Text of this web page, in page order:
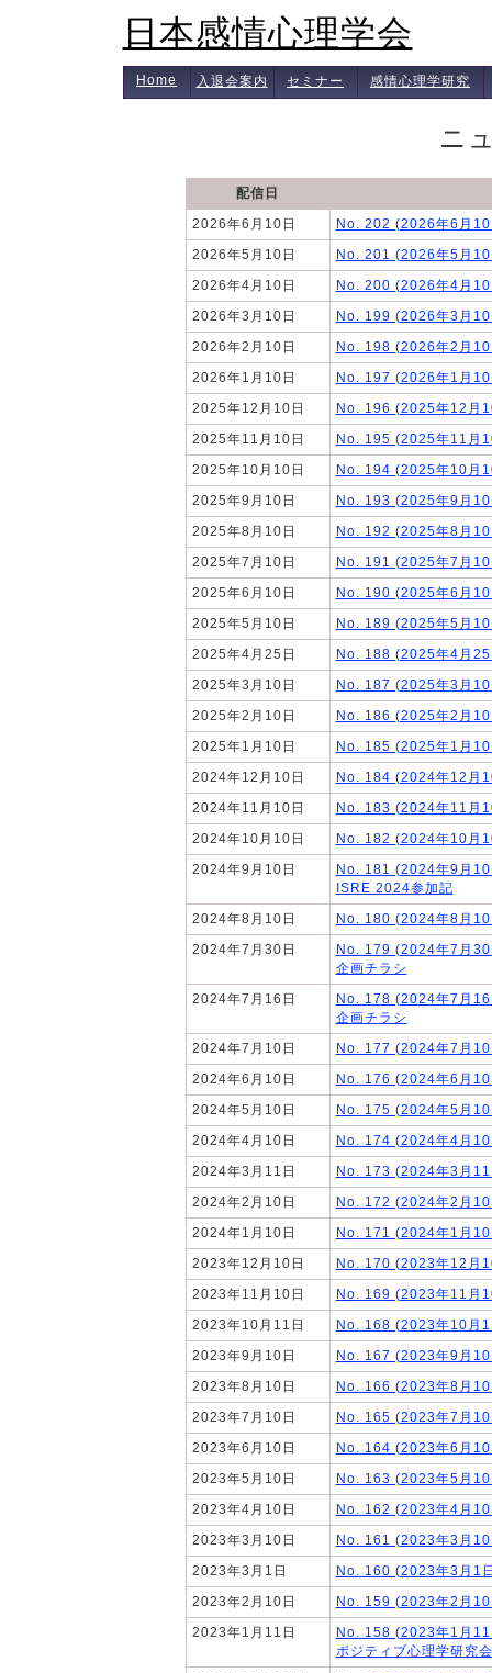
日本感情心理学会
Home 入退会案内 セミナー 感情心理学研究
ニ
配信日
2026年6月10日
No. 202 (2026年6月
2026年5月10日
No. 201 (2026年5月
2026年4月10日
No. 200 (2026年4月
2026年3月10日
No. 199 (2026年3月
2026年2月10日
No. 198 (2026年2月
2026年1月10日
No. 197 (2026年1月
2025年12月10日
No. 196 (2025年12月
2025年11月10日
No. 195 (2025年11月
2025年10月10日
No. 194 (2025年10月
2025年9月10日
No. 193 (2025年9月
2025年8月10日
No. 192 (2025年8月
2025年7月10日
No. 191 (2025年7月
2025年6月10日
No. 190 (2025年6月
2025年5月10日
No. 189 (2025年5月
2025年4月25日
No. 188 (2025年4月
2025年3月10日
No. 187 (2025年3月
2025年2月10日
No. 186 (2025年2月
2025年1月10日
No. 185 (2025年1月
2024年12月10日
No. 184 (2024年12月
2024年11月10日
No. 183 (2024年11月
2024年10月10日
No. 182 (2024年10月
2024年9月10日
No. 181 (2024年9月
ISRE 2024参加記
2024年8月10日
No. 180 (2024年8月
2024年7月30日
No. 179 (2024年7月30
企画チラシ
2024年7月16日
No. 178 (2024年7月16
企画チラシ
2024年7月10日
No. 177 (2024年7月
2024年6月10日
No. 176 (2024年6月
2024年5月10日
No. 175 (2024年5月
2024年4月10日
No. 174 (2024年4月
2024年3月11日
No. 173 (2024年3月
2024年2月10日
No. 172 (2024年2月
2024年1月10日
No. 171 (2024年1月
2023年12月10日
No. 170 (2023年12月
2023年11月10日
No. 169 (2023年11月
2023年10月11日
No. 168 (2023年10月
2023年9月10日
No. 167 (2023年9月
2023年8月10日
No. 166 (2023年8月
2023年7月10日
No. 165 (2023年7月
2023年6月10日
No. 164 (2023年6月
2023年5月10日
No. 163 (2023年5月
2023年4月10日
No. 162 (2023年4月
2023年3月10日
No. 161 (2023年3月
2023年3月1日
No. 160 (2023年3月1
2023年2月10日
No. 159 (2023年2月
2023年1月11日
No. 158 (2023年1月
ポジティブ心理学研究